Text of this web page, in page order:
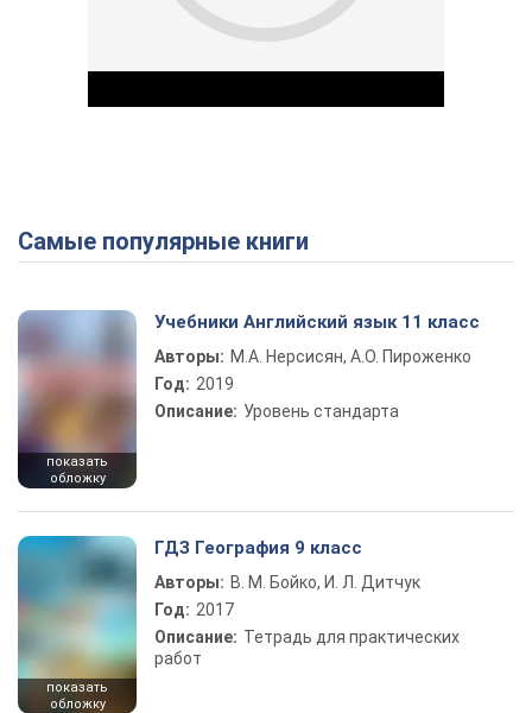
Play Video
Самые популярные книги
показать
обложку
Учебники Английский язык 11 класс
Авторы: М.А. Нерсисян, А.О. Пироженко
Год: 2019
Описание: Уровень стандарта
показать
обложку
ГДЗ География 9 класс
Авторы: В. М. Бойко, И. Л. Дитчук
Год: 2017
Описание: Тетрадь для практических
работ